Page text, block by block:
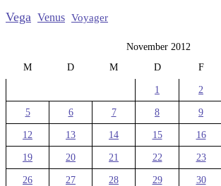
Vega Venus Voyager
November 2012
M
D M D F
1 2
5 6 7 8 9
12 13 14 15 16
19 20 21 22 23
26 27 28 29
30